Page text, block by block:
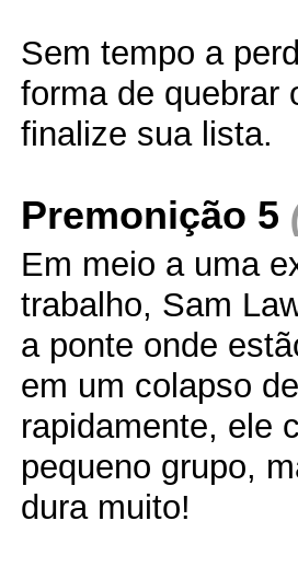
Sem tempo a
forma de quebrar
finalize sua lista.
Premonição 5
Em meio a uma
trabalho, Sam
a ponte onde
em um colapso
rapidamente, ele
pequeno grupo,
dura muito!